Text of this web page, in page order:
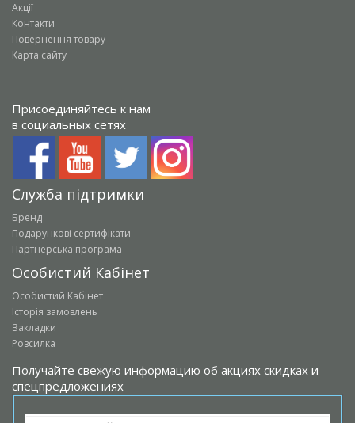
Акції
Контакти
Повернення товару
Карта сайту
Присоединяйтесь к нам
в социальных сетях
Служба підтримки
Бренд
Подарункові сертифікати
Партнерська програма
Особистий Кабінет
Особистий Кабінет
Історія замовлень
Закладки
Розсилка
Получайте свежую информацию об акциях скидках и
спецпредложениях